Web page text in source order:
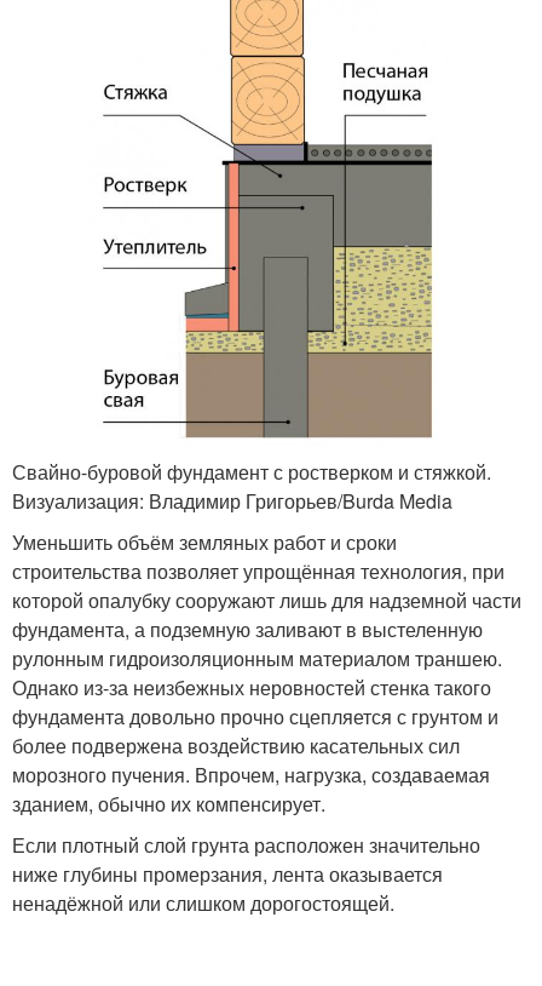
Свайно-буровой фундамент с ростверком и стяжкой.
Визуализация: Владимир Григорьев/Burda Media
Уменьшить объём земляных работ и сроки
строительства позволяет упрощённая технология, при
которой опалубку сооружают лишь для надземной части
фундамента, а подземную заливают в выстеленную
рулонным гидроизоляционным материалом траншею.
Однако из-за неизбежных неровностей стенка такого
фундамента довольно прочно сцепляется с грунтом и
более подвержена воздействию касательных сил
морозного пучения. Впрочем, нагрузка, создаваемая
зданием, обычно их компенсирует.
Если плотный слой грунта расположен значительно
ниже глубины промерзания, лента оказывается
ненадёжной или слишком дорогостоящей.